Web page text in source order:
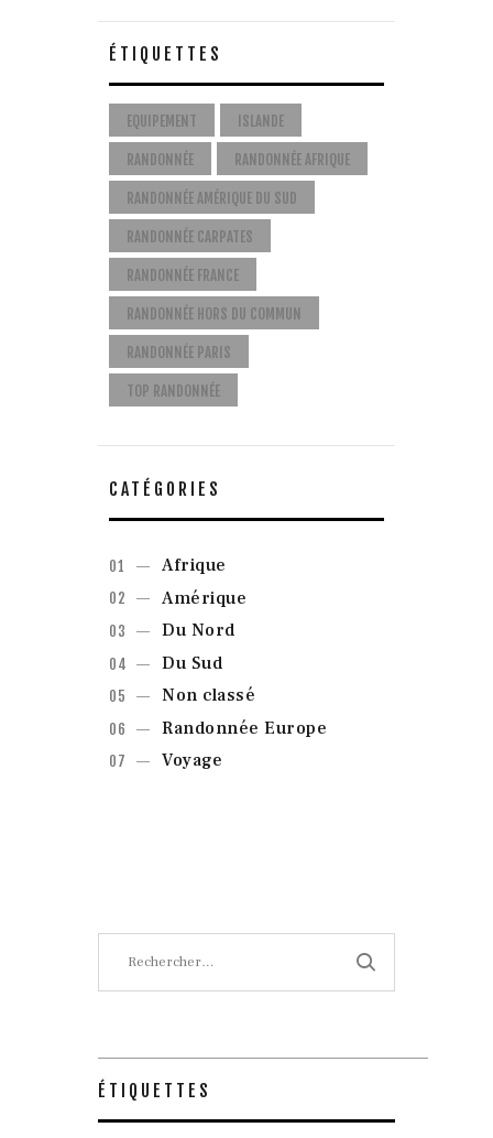
ÉTIQUETTES
EQUIPEMENT ISLANDE
RANDONNÉE RANDONNÉE AFRIQUE
RANDONNÉE AMÉRIQUE DU SUD
RANDONNÉE CARPATES
RANDONNÉE FRANCE
RANDONNÉE HORS DU COMMUN
RANDONNÉE PARIS
TOP RANDONNÉE
CATÉGORIES
Afrique
Amérique
Du Nord
Du Sud
Non classé
Randonnée Europe
Voyage
ÉTIQUETTES